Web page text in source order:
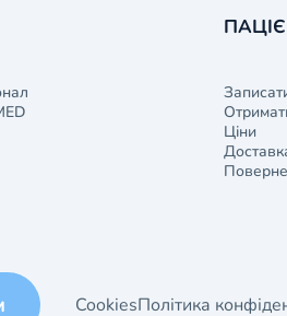
Ціни
CookiesПолітика